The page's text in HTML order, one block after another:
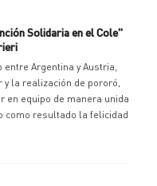
Solidaria en el Cole"
Argentina y Austria,
la realización de pororó,
en equipo de manera unida
como resultado la felicidad